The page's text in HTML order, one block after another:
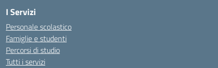
I Servizi
Personale scolastico
Famiglie e studenti
Percorsi di studio
Tutti i servizi